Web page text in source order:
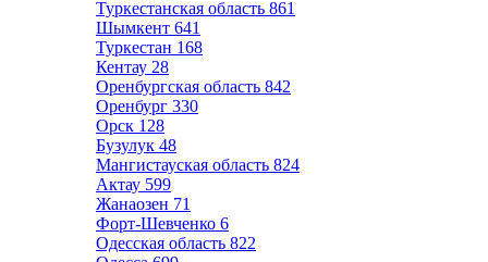
Туркестанская область 861
Шымкент 641
Туркестан 168
Кентау 28
Оренбургская область 842
Оренбург 330
Орск 128
Бузулук 48
Мангистауская область 824
Актау 599
Жанаозен 71
Форт-Шевченко 6
Одесская область 822